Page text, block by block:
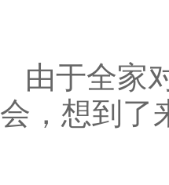
由于全家
会，想到了